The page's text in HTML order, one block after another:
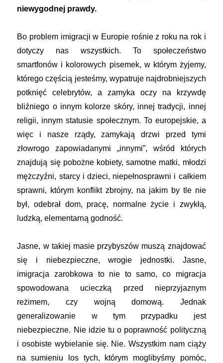
niewygodnej prawdy.
Bo problem imigracji w Europie rośnie z roku na rok i
dotyczy nas wszystkich. To społeczeństwo
smartfonów i kolorowych pisemek, w którym żyjemy,
którego częścią jesteśmy, wypatruje najdrobniejszych
potknięć celebrytów, a zamyka oczy na krzywdę
bliźniego o innym kolorze skóry, innej tradycji, innej
religii, innym statusie społecznym. To europejskie, a
więc i nasze rządy, zamykają drzwi przed tymi
złowrogo zapowiadanymi „innymi”, wśród których
znajdują się pobożne kobiety, samotne matki, młodzi
mężczyźni, starcy i dzieci, niepełnosprawni i całkiem
sprawni, którym konflikt zbrojny, na jakim by tle nie
był, odebrał dom, pracę, normalne życie i zwykłą,
ludzką, elementarną godność.
Jasne, w takiej masie przybyszów muszą znajdować
się i niebezpieczne, wrogie jednostki. Jasne,
imigracja zarobkowa to nie to samo, co migracja
spowodowana ucieczką przed nieprzyjaznym
reżimem, czy wojną domową. Jednak
generalizowanie w tym przypadku jest
niebezpieczne. Nie idzie tu o poprawność polityczną
i osobiste wybielanie się. Nie. Wszystkim nam ciąży
na sumieniu los tych, którym moglibyśmy pomóc,